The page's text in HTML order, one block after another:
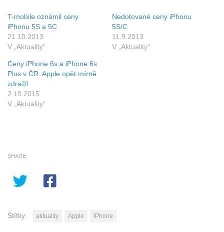
T-mobile oznámil ceny
iPhonu 5S a 5C
21.10.2013
V „Aktuality“
Nedotované ceny iPhonu
5S/C
11.9.2013
V „Aktuality“
Ceny iPhone 6s a iPhone 6s
Plus v ČR: Apple opět mírně
zdražil
2.10.2015
V „Aktuality“
SHARE
Štítky: aktuality Apple iPhone